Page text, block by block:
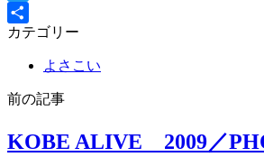
Twitter
共
カテゴリー
よさこい
前の記事
KOBE ALIVE 2009／